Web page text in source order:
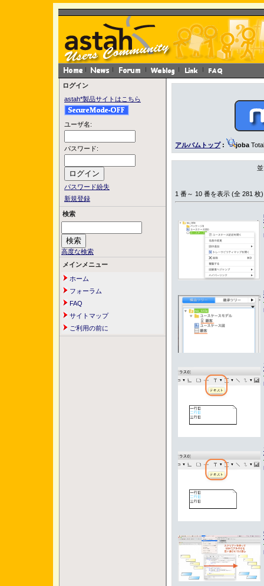
ログイン
astah*製品サイトはこちら
ユーザ名:
パスワード:
パスワード紛失
新規登録
検索
高度な検索
メインメニュー
ホーム
フォーラム
FAQ
サイトマップ
ご利用の前に
アルバムトップ: joba
1 番～ 10 番を表示 (全 281 枚)